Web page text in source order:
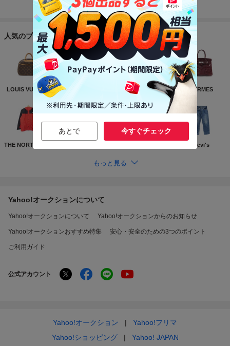
もっと見る
人気のブランド
LOUIS VUITTON CHANEL HERMES
THE NORTH FACE Levi's
もっと見る
Yahoo!オークションについて
Yahoo!オークションについて Yahoo!オークションからのお知らせ
Yahoo!オークションおすすめ特集 安心・安全のための3つのポイント
ご利用ガイド
公式アカウント
Yahoo!オークション
Yahoo!フリマ
Yahoo!ショッピング
Yahoo! JAPAN
あとで 今すぐチェック